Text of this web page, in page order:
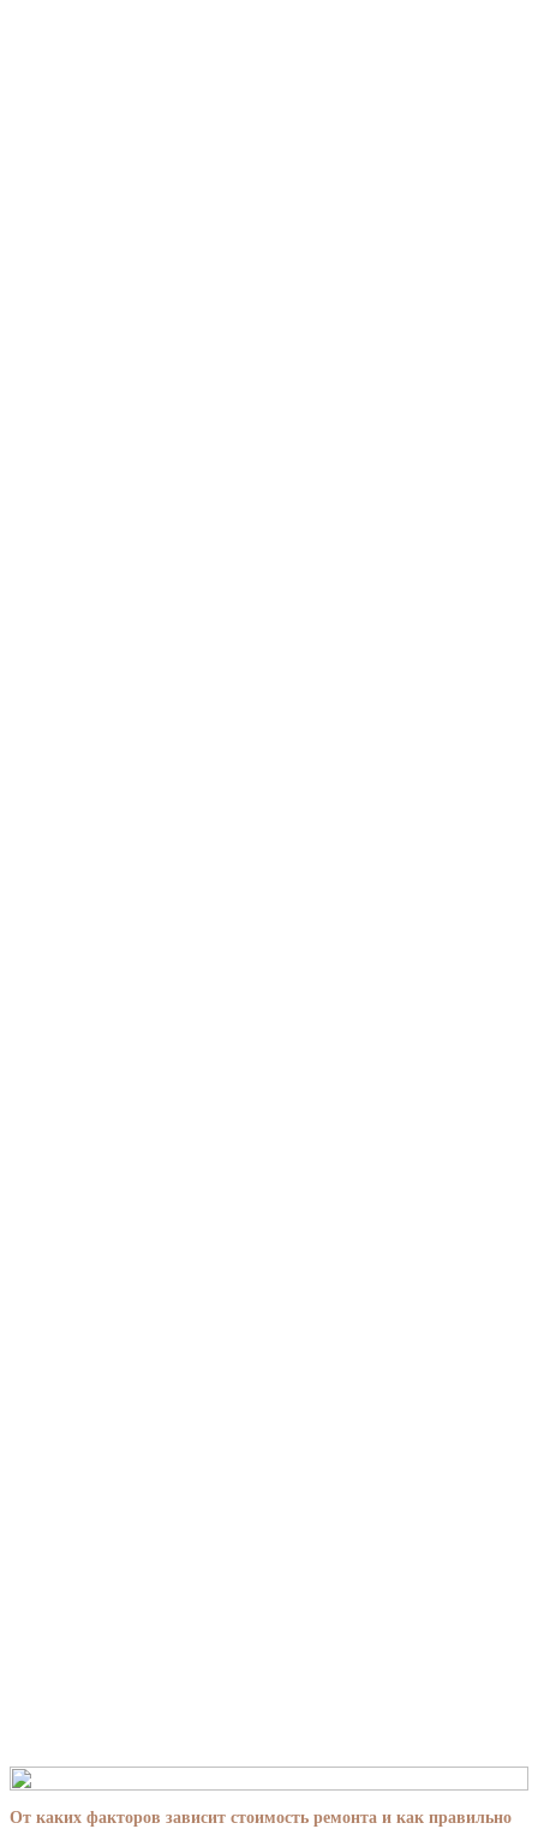
От каких факторов зависит стоимость ремонта и как правильно